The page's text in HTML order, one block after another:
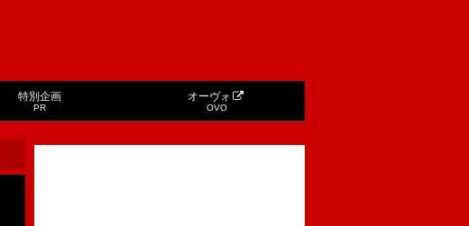
特別企画
PR
オーヴォ
OVO